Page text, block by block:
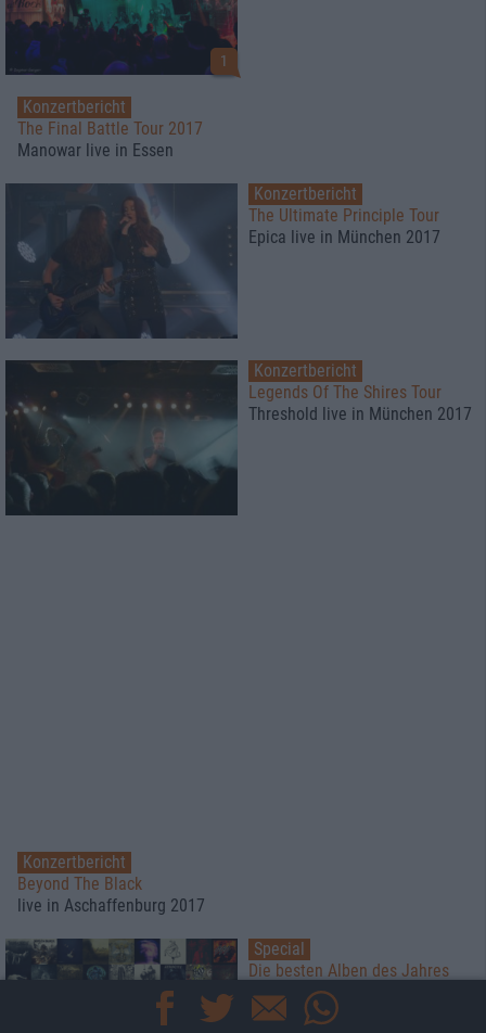
1
Konzertbericht
The Final Battle Tour 2017
Manowar live in Essen
Konzertbericht
The Ultimate Principle Tour
Epica live in München 2017
Konzertbericht
Legends Of The Shires Tour
Threshold live in München 2017
Konzertbericht
Beyond The Black
live in Aschaffenburg 2017
Special
Die besten Alben des Jahres
2017
Platz 20 - 11